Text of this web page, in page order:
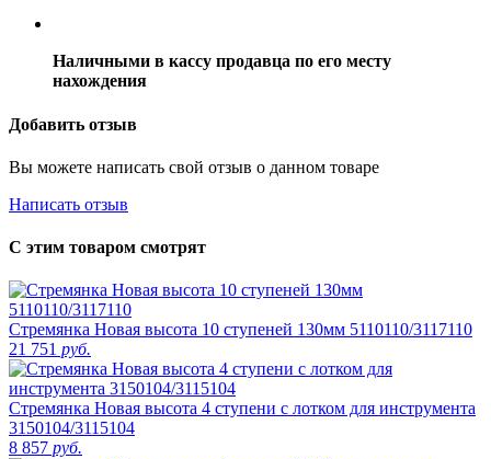
Наличными в кассу продавца по его месту
нахождения
Добавить отзыв
Вы можете написать свой отзыв о данном товаре
Написать отзыв
С этим товаром смотрят
Стремянка Новая высота 10 ступеней 130мм 5110110/3117110
21 751 руб.
Стремянка Новая высота 4 ступени с лотком для инструмента
3150104/3115104
8 857 руб.